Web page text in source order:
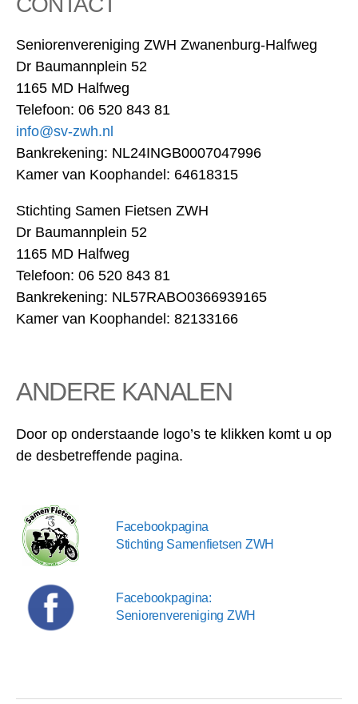
Seniorenvereniging ZWH Zwanenburg-Halfweg
Dr Baumannplein 52
1165 MD Halfweg
Telefoon: 06 520 843 81
info@sv-zwh.nl
Bankrekening: NL24INGB0007047996
Kamer van Koophandel: 64618315
Stichting Samen Fietsen ZWH
Dr Baumannplein 52
1165 MD Halfweg
Telefoon: 06 520 843 81
Bankrekening: NL57RABO0366939165
Kamer van Koophandel: 82133166
ANDERE KANALEN
Door op onderstaande logo’s te klikken komt u op
de desbetreffende pagina.
Facebookpagina
Stichting Samenfietsen ZWH
Facebookpagina:
Seniorenvereniging ZWH